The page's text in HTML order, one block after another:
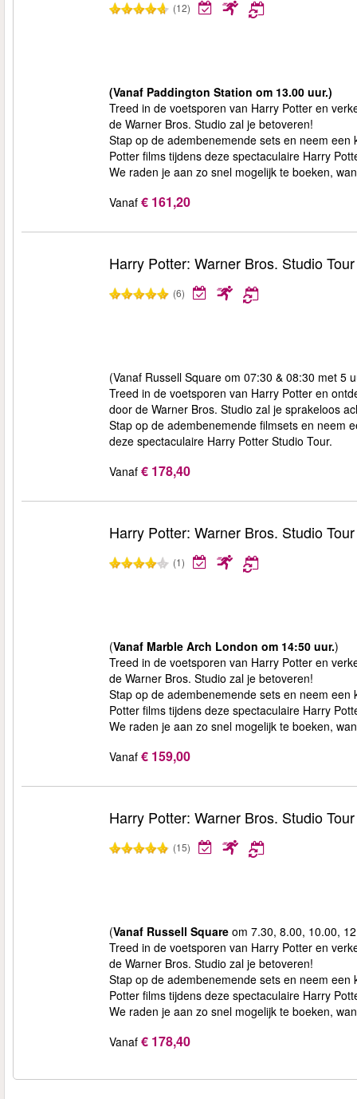
(12)
(Vanaf Paddington Station om 13.00 uur.)
Treed in de voetsporen van Harry Potter en
de Warner Bros. Studio zal je betoveren!
Stap op de adembenemende sets en neem
Potter films tijdens deze spectaculaire Harry
We raden je aan zo snel mogelijk te boeken,
Vanaf € 161,20
Harry Potter: Warner Bros. Studio
(6)
(Vanaf Russell Square om 07:30 & 08:30 met 5
Treed in de voetsporen van Harry Potter en
door de Warner Bros. Studio zal je sprakeloos
Stap op de adembenemende filmsets en neem
deze spectaculaire Harry Potter Studio Tour.
Vanaf € 178,40
Harry Potter: Warner Bros. Studio
(1)
(Vanaf Marble Arch London om 14:50 uur.)
Treed in de voetsporen van Harry Potter en
de Warner Bros. Studio zal je betoveren!
Stap op de adembenemende sets en neem
Potter films tijdens deze spectaculaire Harry
We raden je aan zo snel mogelijk te boeken,
Vanaf € 159,00
Harry Potter: Warner Bros. Studio
(15)
(Vanaf Russell Square om 7.30, 8.00, 10.00,
Treed in de voetsporen van Harry Potter en
de Warner Bros. Studio zal je betoveren!
Stap op de adembenemende sets en neem
Potter films tijdens deze spectaculaire Harry
We raden je aan zo snel mogelijk te boeken,
Vanaf € 178,40